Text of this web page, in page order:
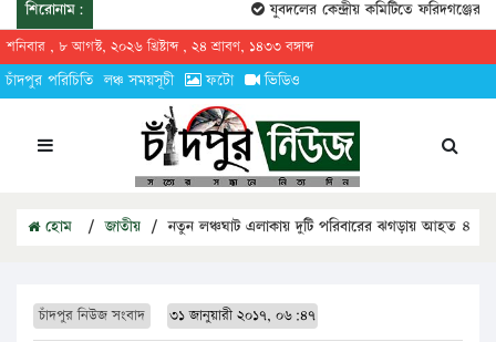
শিরোনাম: যুবদলের কেন্দ্রীয় কমিটিতে ফরিদগঞ্জের
শনিবার , ৮ আগস্ট, ২০২৬ খ্রিষ্টাব্দ , ২৪ শ্রাবণ, ১৪৩৩ বঙ্গাব্দ
চাঁদপুর পরিচিতি লঞ্চ সময়সূচী ফটো ভিডিও
হোম / জাতীয় / নতুন লঞ্চঘাট এলাকায় দুটি পরিবারের ঝগড়ায় আহত ৪
চাঁদপুর নিউজ সংবাদ ৩১ জানুয়ারী ২০১৭, ০৬:৪৭